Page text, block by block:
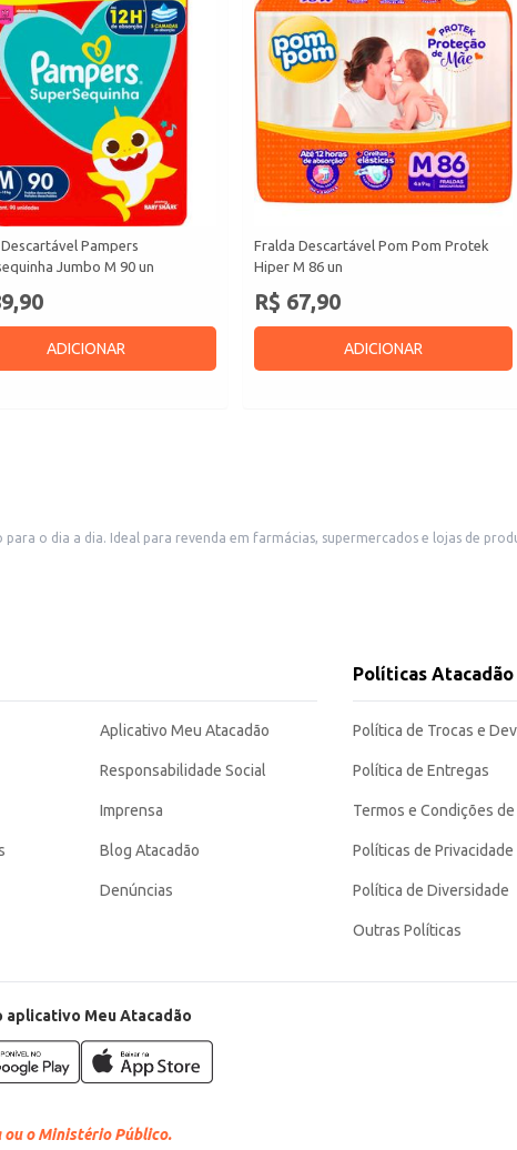
Pampers
Jumbo M 90 un
ADICIONAR
Fralda Descartável Pom Pom Protek
Hiper M 86 un
R$ 67,90
ADICIONAR
bebês, também é uma opção
Aplicativo Meu Atacadão
Responsabilidade Social
Imprensa
Blog Atacadão
Denúncias
Políticas Atacadão
Política de Trocas e
Política de Entregas
Termos e Condições de
Políticas de Privacidade
Política de Diversidade
Outras Políticas
aplicativo Meu Atacadão
ou o Ministério Público.